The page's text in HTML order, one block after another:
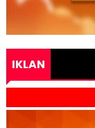
IKLAN